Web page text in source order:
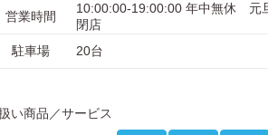
営業時間
10:00:00-19:00:00 年中無休 元
閉店
駐車場
20台
い商品／サービス